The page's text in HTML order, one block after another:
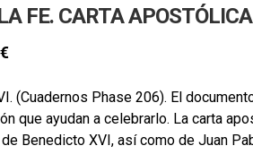
FE. CARTA APOSTÓLICA
€
(Cuadernos Phase 206). El
que ayudan a celebrarlo. La carta
Benedicto XVI, así como de Juan